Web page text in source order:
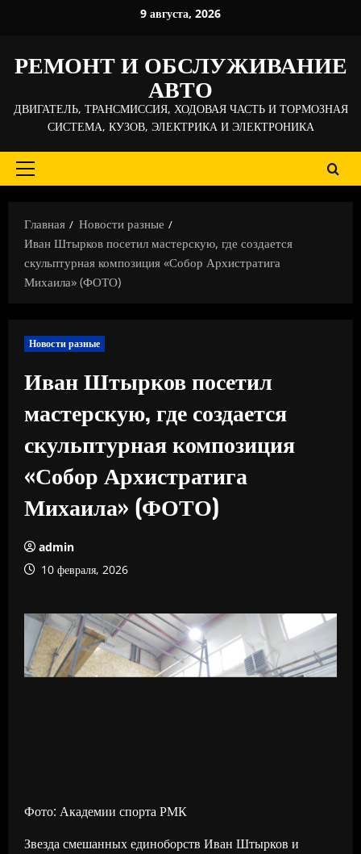
9 августа, 2026
РЕМОНТ И ОБСЛУЖИВАНИЕ
АВТО
ДВИГАТЕЛЬ, ТРАНСМИССИЯ, ХОДОВАЯ ЧАСТЬ И ТОРМОЗНАЯ
СИСТЕМА, КУЗОВ, ЭЛЕКТРИКА И ЭЛЕКТРОНИКА
Основное
Главная
Новости разные
Иван Штырков посетил мастерскую, где создается
скульптурная композиция «Собор Архистратига
Михаила» (ФОТО)
Новости разные
Иван Штырков посетил
мастерскую, где создается
скульптурная композиция
«Собор Архистратига
Михаила» (ФОТО)
admin
10 февраля, 2026
Фото: Академии спорта РМК
Звезда смешанных единоборств Иван Штырков и